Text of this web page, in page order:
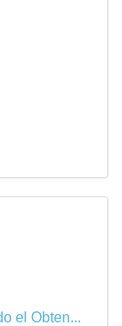
el Obten...